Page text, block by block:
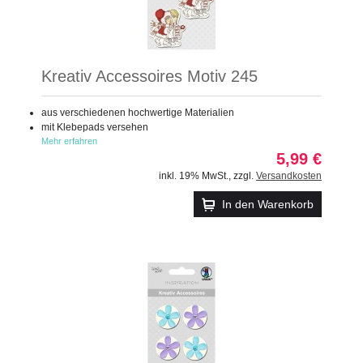
Kreativ Accessoires Motiv 245
aus verschiedenen hochwertige Materialien
mit Klebepads versehen
Mehr erfahren
5,99 €
inkl. 19% MwSt. zzgl. Versandkosten
In den Warenkorb